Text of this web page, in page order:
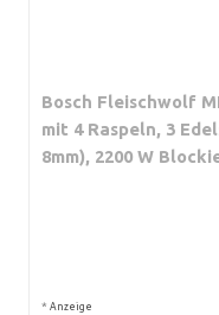
Bosch Fleischwolf
mit 4 Raspeln, 3
8mm), 2200 W
* Anzeige